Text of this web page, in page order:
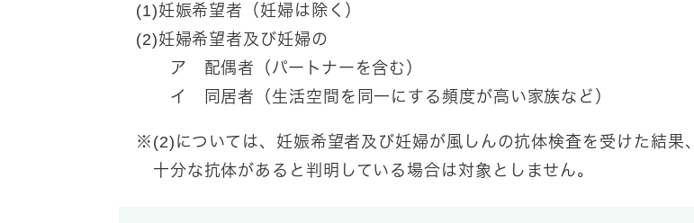
(1)妊娠希望者（妊婦は除く）
(2)妊婦希望者及び妊婦の
ア 配偶者（パートナーを含む）
イ 同居者（生活空間を同一にする頻度が高い家族など）
※(2)については、妊娠希望者及び妊婦が風しんの抗体検査を受けた結果、
十分な抗体があると判明している場合は対象としません。